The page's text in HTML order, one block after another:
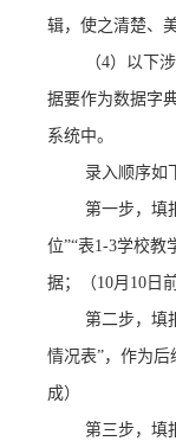
辑，使之清楚、美
（4）以下
据要作为数据字
系统中。
录入顺序如
第一步，填
位”“表1-3学校教
据； （10月 10 日
第二步，填
情况表”，作为后
成）
第三步，填